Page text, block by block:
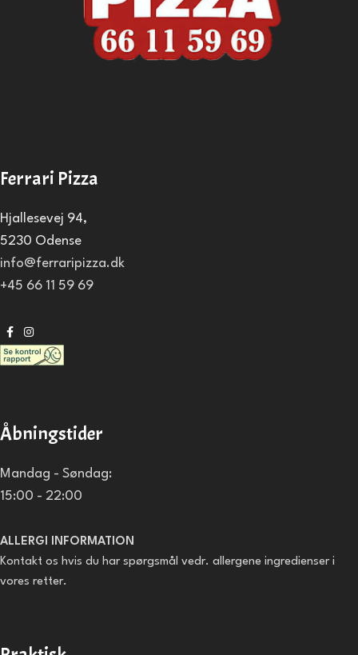
Ferrari Pizza
Hjallesevej 94,
5230 Odense
info@ferraripizza.dk
+45 66 11 59 69
Åbningstider
Mandag - Søndag:
15:00 - 22:00
ALLERGI INFORMATION
Kontakt os hvis du har spørgsmål vedr. allergene ingredienser i
vores retter.